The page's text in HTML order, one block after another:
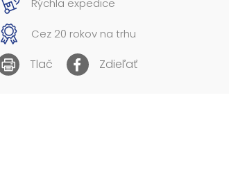
Dodávame v mixe po 4 ks podľa skladovej
Uvedená cena je za 1 ks....
Rýchla expedice
Cez 20 rokov na trhu
Tlač Zdieľať